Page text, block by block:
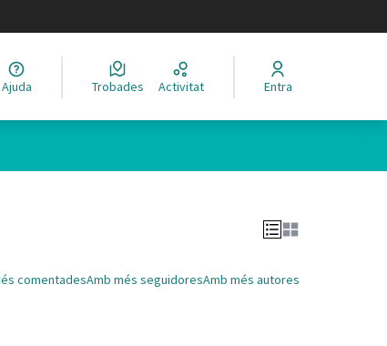
el idioma
Ajuda Trobades Activitat Entra
comentadesAmb més seguidoresAmb més autores